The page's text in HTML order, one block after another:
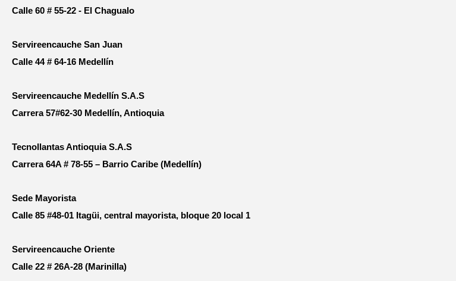
Calle 60 # 55-22 - El Chagualo
Servireencauche San Juan
Calle 44 # 64-16 Medellín
Servireencauche Medellín S.A.S
Carrera 57#62-30 Medellín, Antioquia
Tecnollantas Antioquia S.A.S
Carrera 64A # 78-55 – Barrio Caribe (Medellín)
Sede Mayorista
Calle 85 #48-01 Itagüi, central mayorista, bloque 20 local 1
Servireencauche Oriente
Calle 22 # 26A-28 (Marinilla)